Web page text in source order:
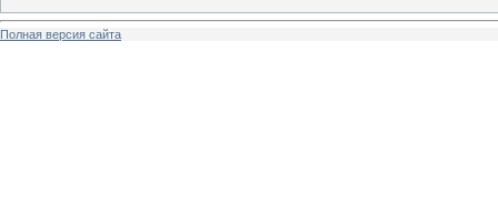
Полная версия сайта